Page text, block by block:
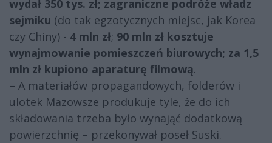
wydał 350 tys. zł; zagraniczne podróże władz
sejmiku (do tak egzotycznych miejsc, jak Korea
czy Chiny) - 4 mln zł; 90 mln zł kosztuje
wynajmowanie pomieszczeń biurowych; za 1,5
mln zł kupiono aparaturę filmową.
– A materiałów propagandowych, folderów i
ulotek Mazowsze produkuje tyle, że do ich
składowania trzeba było wynająć dodatkową
powierzchnię – przekonywał poseł Suski.